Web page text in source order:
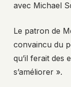
avec Michael
Le patron de
convaincu du
qu’il ferait des
s’améliorer ».